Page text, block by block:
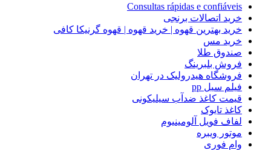
Consultas rápidas e confiáveis
خرید اتصالات برنجی
خرید بهترین قهوه | خرید قهوه | قهوه گرنیکا کافی
خرید مس
صندوق طلا
فروش بلبرینگ
فروشگاه هیدرولیک در تهران
فیلم سیل pp
قیمت کاغذ ضدآب سیلیکونی
کاغذ تایوک
لفاف فویل آلومینیوم
موتور ویبره
وام فوری